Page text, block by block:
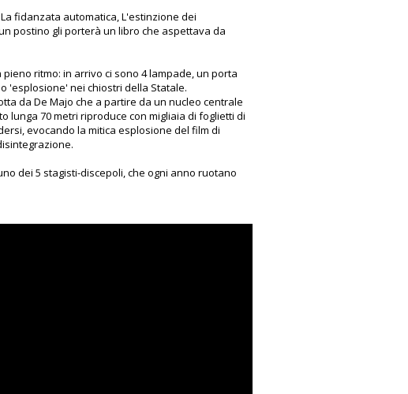
fidanzata automatica, L'estinzione dei
postino gli porterà un libro che aspettava da
ritmo: in arrivo ci sono 4 lampade, un porta
'esplosione' nei chiostri della Statale.
da De Majo che a partire da un nucleo centrale
70 metri riproduce con migliaia di foglietti di
evocando la mitica esplosione del film di
dei 5 stagisti-discepoli, che ogni anno ruotano